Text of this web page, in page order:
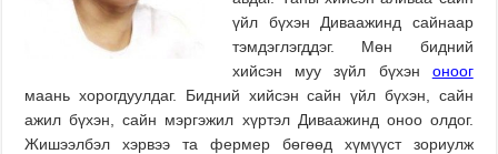
үйл бүхэн Диваажинд сайнаар
тэмдэглэгддэг. Мөн бидний
хийсэн муу зүйл бүхэн оноог
маань хорогдуулдаг. Бидний хийсэн сайн үйл бүхэн, сайн
ажил бүхэн, сайн мэргэжил хүртэл Диваажинд оноо олдог.
Жишээлбэл хэрвээ та фермер бөгөөд хүмүүст зориулж